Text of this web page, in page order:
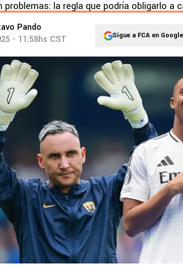
problemas: la regla que podría obligarlo a
Pando
- 11:58hs CST
Sigue a FCA en